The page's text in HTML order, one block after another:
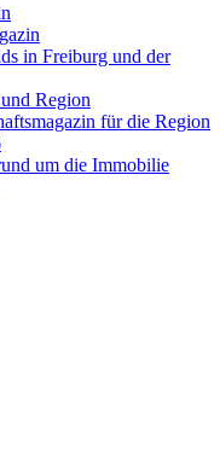
in Freiburg und der
Region
für die Region
um die Immobilie